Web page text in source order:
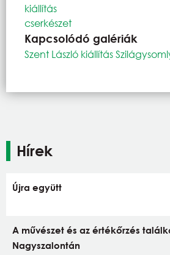
kiállítás
cserkészet
Kapcsolódó galériák
Szent László kiállítás
Hírek
Újra együtt
A művészet és az értékőrzés
Nagyszalontán